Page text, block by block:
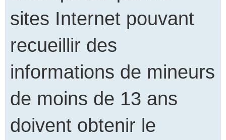
sites Internet pouvant
recueillir des
informations de mineurs
de moins de 13 ans
doivent obtenir le